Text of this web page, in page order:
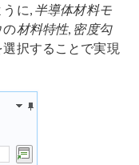
に, 半導体材料モ
の材料特性, 密度勾
択することで実現